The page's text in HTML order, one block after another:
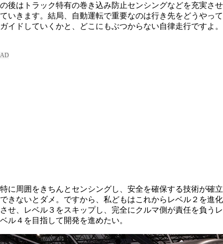
の後はトラック特有の巻き込み防止センシングなどを充実させ
ていきます。結局、自動運転で重要なのは行き先をどうやって
ガイドしていくかと、どこにもぶつからない自律走行ですよ。
特に周囲をきちんとセンシングし、安全を確保する技術が確立
できないとダメ。ですから、私どもはこれからレベル２を進化
させ、レベル３をスキップし、完全にクルマ側が責任を負うレ
ベル４を目指して開発を進めたい。